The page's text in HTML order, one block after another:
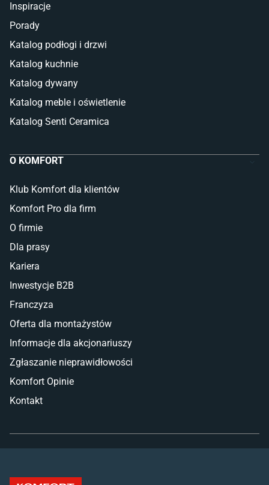
Inspiracje
Porady
Katalog podłogi i drzwi
Katalog kuchnie
Katalog dywany
Katalog meble i oświetlenie
Katalog Senti Ceramica
O KOMFORT
Klub Komfort dla klientów
Komfort Pro dla firm
O firmie
Dla prasy
Kariera
Inwestycje B2B
Franczyza
Oferta dla montażystów
Informacje dla akcjonariuszy
Zgłaszanie nieprawidłowości
Komfort Opinie
Kontakt